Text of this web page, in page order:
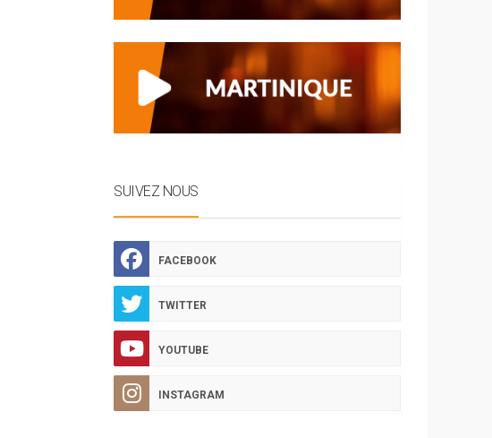
SUIVEZ NOUS
FACEBOOK
TWITTER
YOUTUBE
INSTAGRAM